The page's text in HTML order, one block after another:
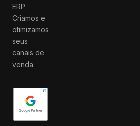
ERP.
Criamos e
otimizamos
seus
canais de
venda.